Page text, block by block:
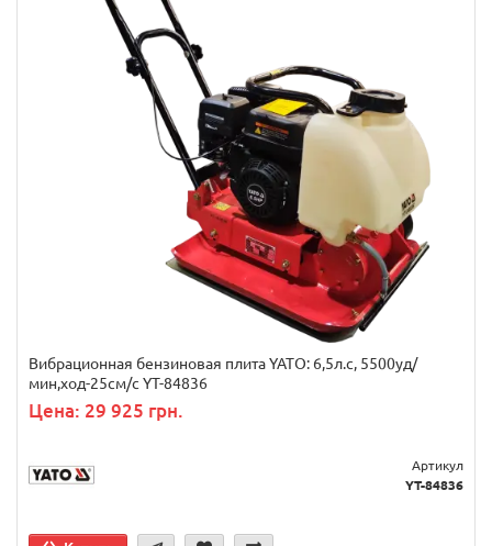
Вибрационная бензиновая плита YATO: 6,5л.с, 5500уд/
мин,ход-25см/с YT-84836
Цена: 29 925 грн.
Артикул
YT-84836